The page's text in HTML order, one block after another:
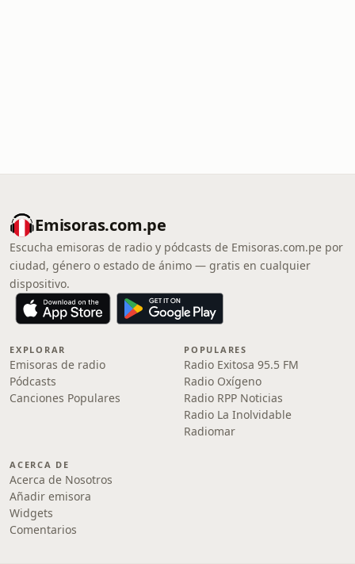
Emisoras.com.pe
Escucha emisoras de radio y pódcasts de Emisoras.com.pe por
ciudad, género o estado de ánimo — gratis en cualquier
dispositivo.
EXPLORAR
Emisoras de radio
Pódcasts
Canciones Populares
POPULARES
Radio Exitosa 95.5 FM
Radio Oxígeno
Radio RPP Noticias
Radio La Inolvidable
Radiomar
ACERCA DE
Acerca de Nosotros
Añadir emisora
Widgets
Comentarios